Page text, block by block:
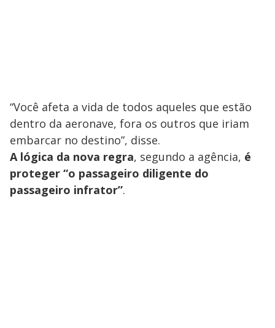
“Você afeta a vida de todos aqueles que estão
dentro da aeronave, fora os outros que iriam
embarcar no destino”, disse.
A lógica da nova regra, segundo a agência, é
proteger “o passageiro diligente do
passageiro infrator”.